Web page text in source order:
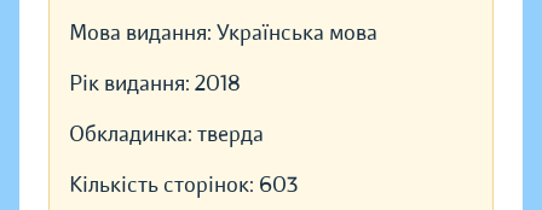
Мова видання: Українська мова
Рік видання: 2018
Обкладинка: тверда
Кількість сторінок: 603